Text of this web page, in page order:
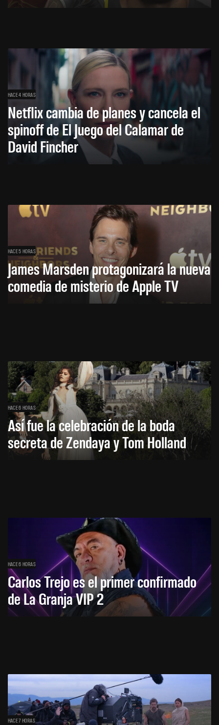
HACE 4 HORAS
Netflix cambia de planes y cancela el
spinoff de El Juego del Calamar de
David Fincher
HACE 5 HORAS
James Marsden protagonizará la nueva
comedia de misterio de Apple TV
HACE 6 HORAS
Así fue la celebración de la boda
secreta de Zendaya y Tom Holland
HACE 6 HORAS
Carlos Trejo es el primer confirmado
de La Granja VIP 2
HACE 7 HORAS